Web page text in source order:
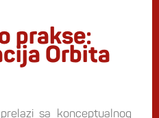
prakse:
Orbita
sa konceptualnog